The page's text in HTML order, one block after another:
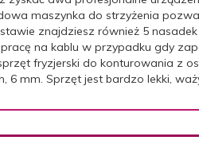
maszynka do strzyżenia
znajdziesz również 5
na kablu w przypadku gdy
fryzjerski do konturowania z
6 mm. Sprzęt jest bardzo lekki,